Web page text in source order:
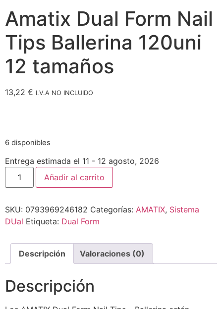
Amatix Dual Form Nail
Tips Ballerina 120uni
12 tamaños
13,22 € I.V.A NO INCLUIDO
6 disponibles
Entrega estimada el 11 - 12 agosto, 2026
Añadir al carrito
SKU: 0793969246182 Categorías: AMATIX, Sistema
DUal Etiqueta: Dual Form
Descripción Valoraciones (0)
Descripción